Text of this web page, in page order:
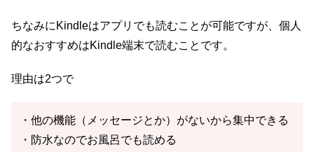
ちなみにKindleはアプリでも読むことが可能ですが、個人
的なおすすめはKindle端末で読むことです。
理由は2つで
・他の機能（メッセージとか）がないから集中できる
・防水なのでお風呂でも読める